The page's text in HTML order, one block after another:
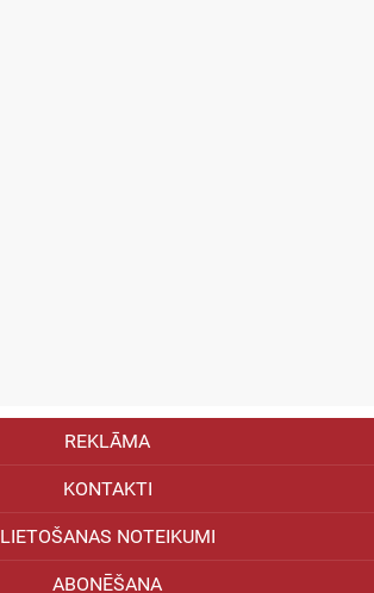
REKLĀMA
KONTAKTI
LIETOŠANAS NOTEIKUMI
ABONĒŠANA